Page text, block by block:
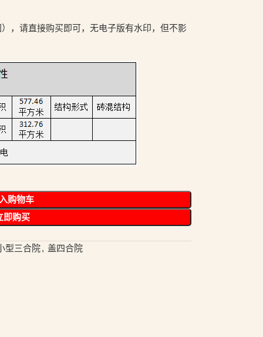
，请直接购买即可，无电子版有水印，但不影
购物车
即购买
型三合院, 盖四合院